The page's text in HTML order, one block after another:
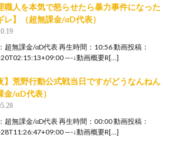
職人を本気で怒らせたら暴力事件になった
レ】（超無課金/αD代表）
超無課金/αD代表 再生時間：10:56 動画投稿：
—-↓動画概要R[…]
】荒野行動公式戦当日ですがどうなんねん
金/αD代表）
超無課金/αD代表 再生時間：00:00 動画投稿：
—-↓動画概要R[…]